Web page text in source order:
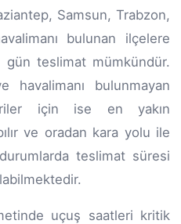
Samsun, Trabzon,
bulunan ilçelere
gün teslimat mümkündür.
havalimanı bulunmayan
için ise en yakın
ve oradan kara yolu ile
teslimat süresi
uçuş saatleri kritik